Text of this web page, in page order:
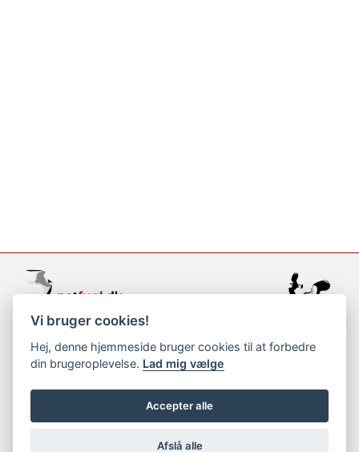
support@netfugl.dk
copyright © 2002-2023
Vi bruger cookies!
Hej, denne hjemmeside bruger cookies til at forbedre
din brugeroplevelse. Lad mig vælge
Accepter alle
Afslå alle